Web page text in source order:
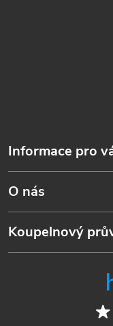
Informace pro
O nás
Koupelnový